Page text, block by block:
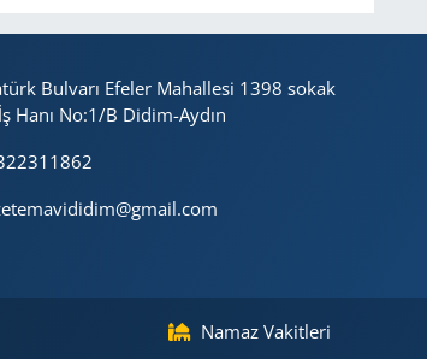
Bulvarı Efeler Mahallesi 1398 sokak
Hanı No:1/B Didim-Aydın
Namaz Vakitleri